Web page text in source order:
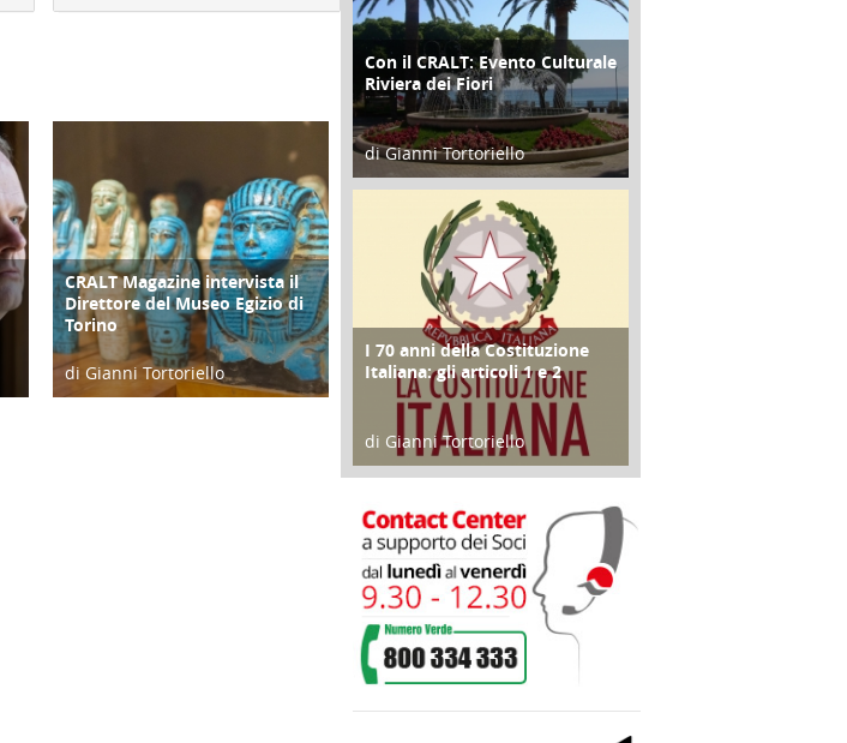
COPERTINA
CRALT Magazine intervista il
Direttore del Museo Egizio di
Torino
di Gianni Tortoriello
ATTIVITÀ
Con il CRALT: Evento Culturale
Riviera dei Fiori
di Gianni Tortoriello
16 Febbraio 2018
FOCUS
I 70 anni della Costituzione
Italiana: gli articoli 1 e 2
di Gianni Tortoriello
17 Marzo 2018